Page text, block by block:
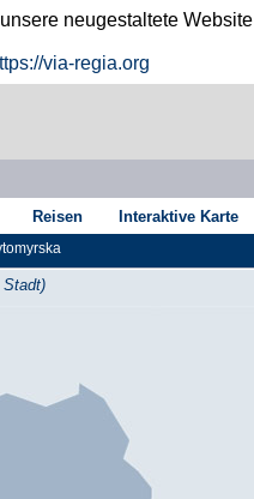
neugestaltete Website
via-regia.org
Reisen Interaktive Karte